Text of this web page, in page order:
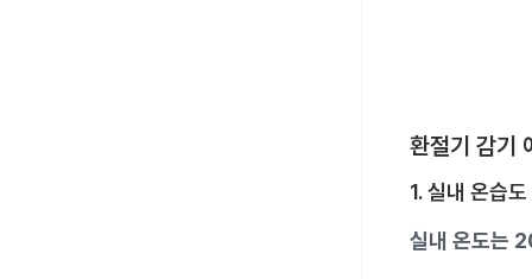
환절기 감기
1. 실내 온습
실내 온도는